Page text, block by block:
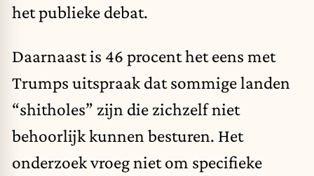
het publieke debat.
Daarnaast is 46 procent het eens met
Trumps uitspraak dat sommige landen
“shitholes” zijn die zichzelf niet
behoorlijk kunnen besturen. Het
onderzoek vroeg niet om specifieke